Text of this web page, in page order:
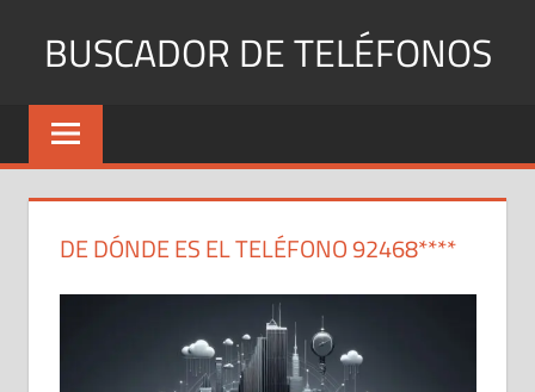
BUSCADOR DE TELÉFONOS
Identifica
Números
y
DE DÓNDE ES EL TELÉFONO 92468****